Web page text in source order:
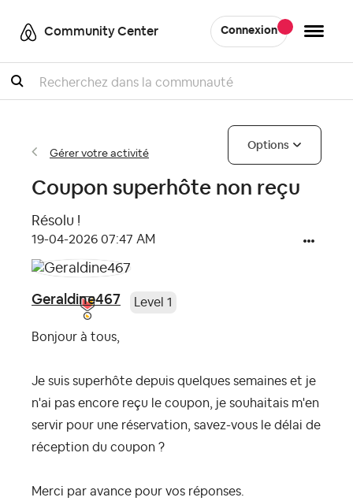
Community Center Connexion
Recherche
Gérer votre activité
Options
Coupon superhôte non reçu
Résolu !
‎19-04-2026 07:47 AM
Geraldine467 Level 1
Bonjour à tous,
Je suis superhôte depuis quelques semaines et je
n'ai pas encore reçu le coupon, je souhaitais m'en
servir pour une réservation, savez-vous le délai de
réception du coupon ?
Merci par avance pour vos réponses.